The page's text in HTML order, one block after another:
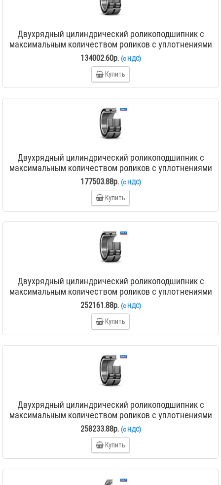
Двухрядный цилиндрический роликоподшипник с
максимальным количеством роликов с уплотнениями
NNF 5026 ADA-2LSV
134002.60р. (с НДС)
Купить
Двухрядный цилиндрический роликоподшипник с
максимальным количеством роликов с уплотнениями
NNF 5028 ADA-2LSV
177503.88р. (с НДС)
Купить
Двухрядный цилиндрический роликоподшипник с
максимальным количеством роликов с уплотнениями
NNF 5030 ADA-2LSV
252161.88р. (с НДС)
Купить
Двухрядный цилиндрический роликоподшипник с
максимальным количеством роликов с уплотнениями
NNF 5034 ADA-2LSV
258233.88р. (с НДС)
Купить